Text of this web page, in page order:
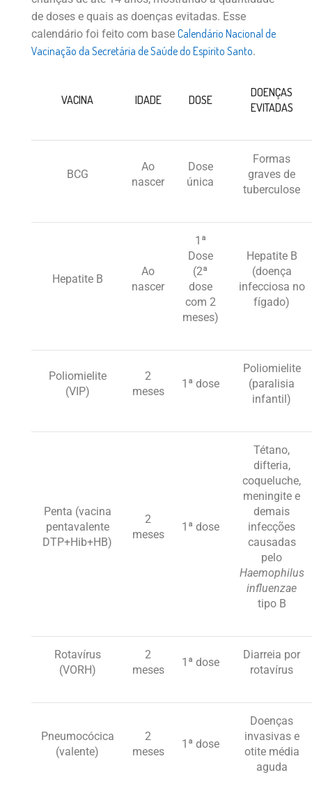
de doses e quais as doenças evitadas. Esse
calendário foi feito com base Calendário Nacional de
Vacinação da Secretária de Saúde do Espírito Santo.
VACINA IDADE DOSE
DOENÇAS
EVITADAS
BCG
Ao
nascer
Dose
única
Formas
graves de
tuberculose
Hepatite B
Ao
nascer
1ª
Dose
(2ª
dose
com 2
meses)
Hepatite B
(doença
infecciosa no
fígado)
Poliomielite
(VIP)
2
meses
1ª dose
Poliomielite
(paralisia
infantil)
Penta (vacina
pentavalente
DTP+Hib+HB)
2
meses
1ª dose
Tétano,
difteria,
coqueluche,
meningite e
demais
infecções
causadas
pelo
Haemophilus
influenzae
tipo B
Rotavírus
(VORH)
2
meses
1ª dose
Diarreia por
rotavírus
Pneumocócica
(valente)
2
meses
1ª dose
Doenças
invasivas e
otite média
aguda